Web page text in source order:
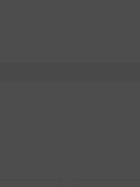
felkeltette